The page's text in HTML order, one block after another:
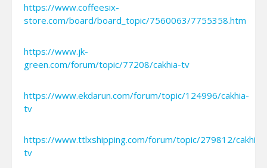
https://www.coffeesix-
store.com/board/board_topic/7560063/7755358.htm
https://www.jk-
green.com/forum/topic/77208/cakhia-tv
https://www.ekdarun.com/forum/topic/124996/cakhia-
tv
https://www.ttlxshipping.com/forum/topic/279812/cakhia-
tv